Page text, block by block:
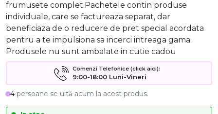
frumusete complet.Pachetele contin produse
individuale, care se factureaza separat, dar
beneficiaza de o reducere de pret special acordata
pentru a te impulsiona sa incerci intreaga gama.
Produsele nu sunt ambalate in cutie cadou
Comenzi Telefonice (click aici):
9:00-18:00 Luni-Vineri
4 persoane se uită acum la acest produs.